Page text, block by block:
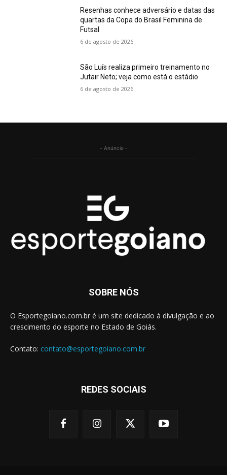
Resenhas conhece adversário e datas das
quartas da Copa do Brasil Feminina de
Futsal
6 de agosto de 2026
São Luís realiza primeiro treinamento no
Jutair Neto; veja como está o estádio
6 de agosto de 2026
- Anúncio -
SOBRE NÓS
O Esportegoiano.com.br é um site dedicado à divulgação e ao
crescimento do esporte no Estado de Goiás.
Contato: contato@esportegoiano.com.br
REDES SOCIAIS